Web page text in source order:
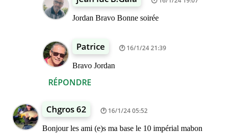
RÉPONDRE
Jordan Bravo Bonne soirée
Patrice 16/1/24 21:39
Bravo Jordan
Chgros 62 16/1/24 05:52
Bonjour les ami (e)s ma base le 10 impérial mabon